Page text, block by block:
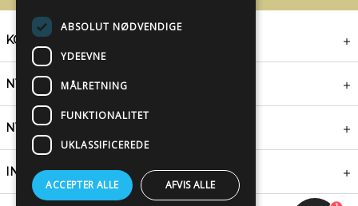
KONTAKT
NYHEDSBREV
NYTTIGE LINKS
INSPIRATION
ABSOLUT NØDVENDIGE
YDEEVNE
MÅLRETNING
FUNKTIONALITET
UKLASSIFICEREDE
ACCEPTER ALLE AFVIS ALLE